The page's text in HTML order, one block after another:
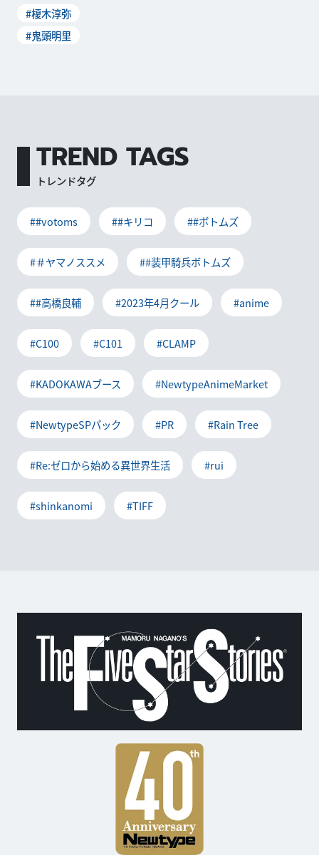
#榎木淳弥
#鬼頭明里
TREND TAGS
トレンドタグ
##votoms ##キリコ ##ボトムズ
#＃ヤマノススメ ##装甲騎兵ボトムズ
##高橋良輔 #2023年4月クール #anime
#C100 #C101 #CLAMP
#KADOKAWAブース #NewtypeAnimeMarket
#NewtypeSPパック #PR #Rain Tree
#Re:ゼロから始める異世界生活 #rui
#shinkanomi #TIFF